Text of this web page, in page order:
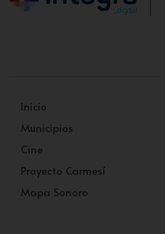
Inicio
Municipios
Cine
Proyecto Carmesí
Mapa Sonoro